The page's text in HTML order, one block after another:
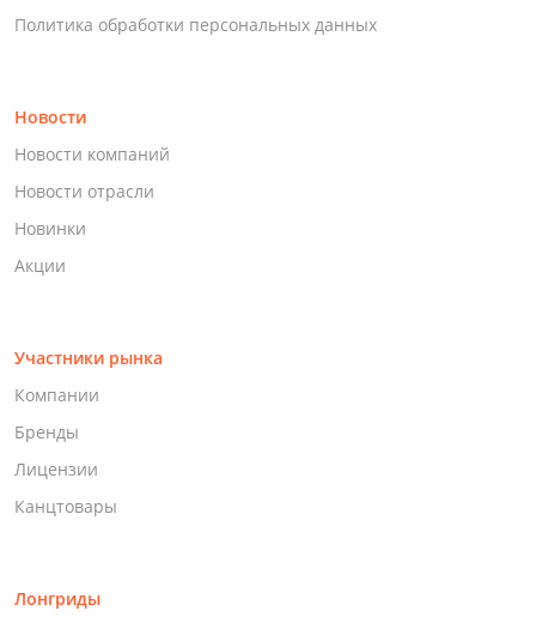
Политика обработки персональных данных
Новости
Новости компаний
Новости отрасли
Новинки
Акции
Участники рынка
Компании
Бренды
Лицензии
Канцтовары
Лонгриды